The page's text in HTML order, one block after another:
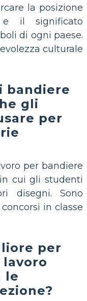
la posizione
e il significato
di ogni paese.
culturale
bandiere
gli
per
per bandiere
cui gli studenti
disegni. Sono
in classe
per
le